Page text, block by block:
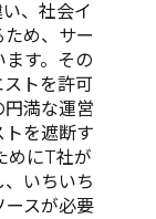
、社会イ
め、サー
す。その
ストを許可
満な運営
を遮断す
めにT社が
いちいち
ースが必要